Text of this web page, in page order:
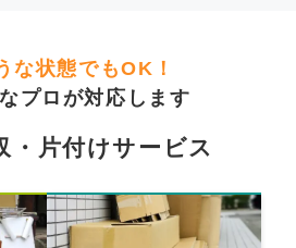
な状態でもOK！
プロが対応します
・片付けサービス